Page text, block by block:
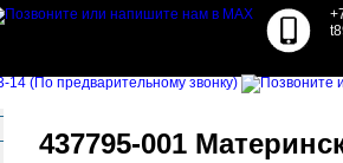
(По предварительному звонку)
437795-001